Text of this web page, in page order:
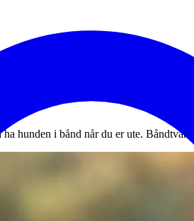
hunden i bånd når du er ute.